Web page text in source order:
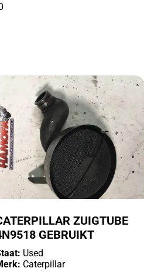
ZUIGTUBE
GEBRUIKT
Used
Caterpillar